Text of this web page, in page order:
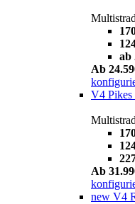
ab
Ab
V4 Pikes
Ab
new V4